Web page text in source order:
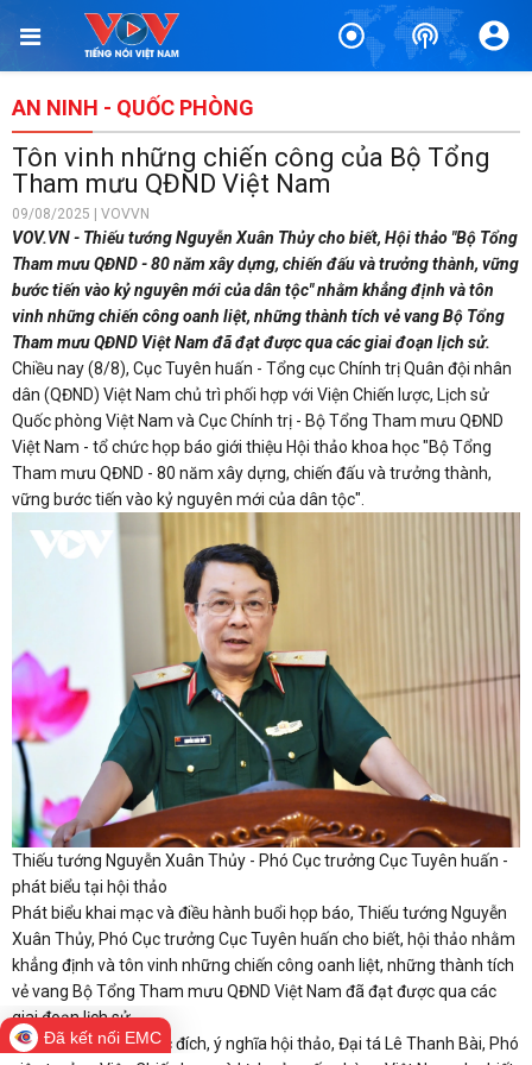
AN NINH - QUỐC PHÒNG
Tôn vinh những chiến công của Bộ Tổng
Tham mưu QĐND Việt Nam
09/08/2025 | VOVVN
VOV.VN - Thiếu tướng Nguyễn Xuân Thủy cho biết, Hội thảo "Bộ Tổng
Tham mưu QĐND - 80 năm xây dựng, chiến đấu và trưởng thành, vững
bước tiến vào kỷ nguyên mới của dân tộc" nhằm khẳng định và tôn
vinh những chiến công oanh liệt, những thành tích vẻ vang Bộ Tổng
Tham mưu QĐND Việt Nam đã đạt được qua các giai đoạn lịch sử.
Chiều nay (8/8), Cục Tuyên huấn - Tổng cục Chính trị Quân đội nhân
dân (QĐND) Việt Nam chủ trì phối hợp với Viện Chiến lược, Lịch sử
Quốc phòng Việt Nam và Cục Chính trị - Bộ Tổng Tham mưu QĐND
Việt Nam - tổ chức họp báo giới thiệu Hội thảo khoa học "Bộ Tổng
Tham mưu QĐND - 80 năm xây dựng, chiến đấu và trưởng thành,
vững bước tiến vào kỷ nguyên mới của dân tộc".
Thiếu tướng Nguyễn Xuân Thủy - Phó Cục trưởng Cục Tuyên huấn -
phát biểu tại hội thảo
Phát biểu khai mạc và điều hành buổi họp báo, Thiếu tướng Nguyễn
Xuân Thủy, Phó Cục trưởng Cục Tuyên huấn cho biết, hội thảo nhằm
khẳng định và tôn vinh những chiến công oanh liệt, những thành tích
vẻ vang Bộ Tổng Tham mưu QĐND Việt Nam đã đạt được qua các
giai đoạn lịch sử.
Giới thiệu chủ đề, mục đích, ý nghĩa hội thảo, Đại tá Lê Thanh Bài, Phó
Đã kết nối EMC